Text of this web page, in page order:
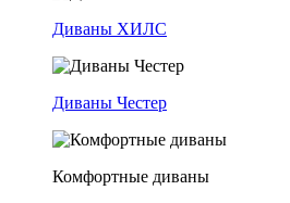
Диваны ХИЛС
Диваны Честер
Комфортные диваны